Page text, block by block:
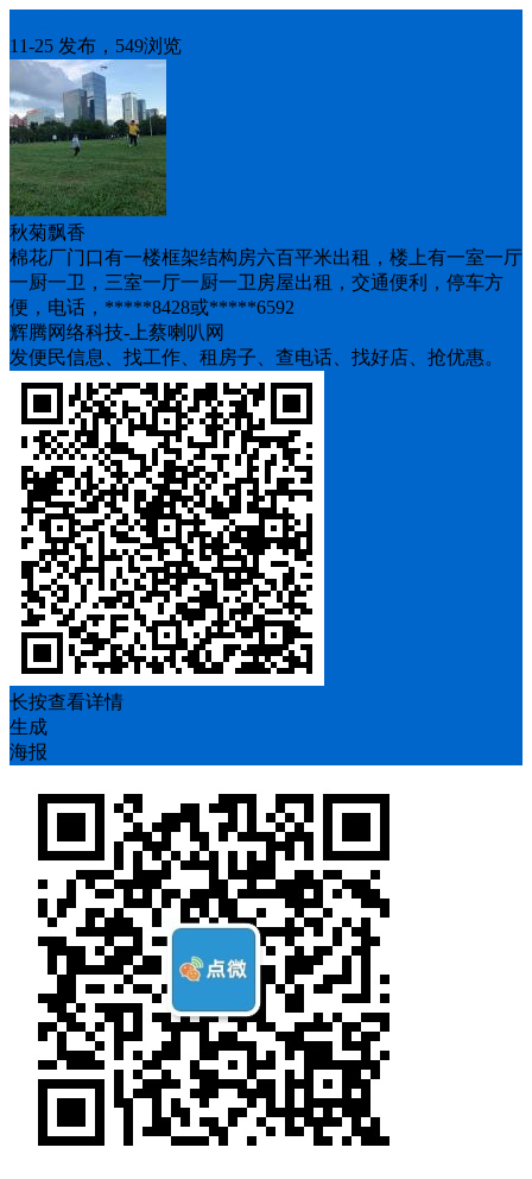
11-25 发布，549浏览
秋菊飘香
棉花厂门口有一楼框架结构房六百平米出租，楼上有一室一厅
一厨一卫，三室一厅一厨一卫房屋出租，交通便利，停车方
便，电话，*****8428或*****6592
辉腾网络科技-上蔡喇叭网
发便民信息、找工作、租房子、查电话、找好店、抢优惠。
长按查看详情
生成
海报